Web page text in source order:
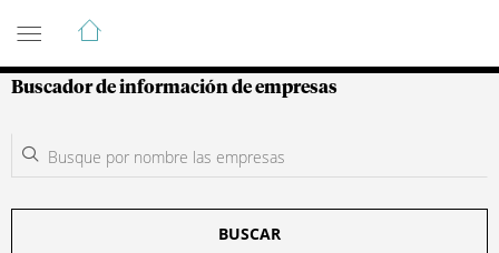
Guía de Empresas Colombianas
Buscador de información de empresas
BUSCAR